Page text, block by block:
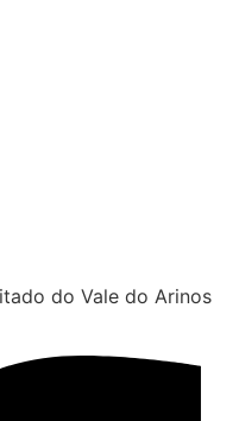
do Vale do Arinos